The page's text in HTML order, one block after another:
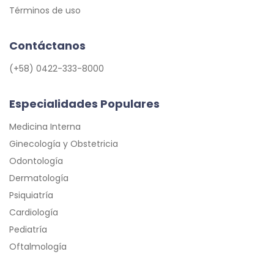
Términos de uso
Contáctanos
(+58) 0422-333-8000
Especialidades Populares
Medicina Interna
Ginecología y Obstetricia
Odontología
Dermatología
Psiquiatría
Cardiología
Pediatría
Oftalmología